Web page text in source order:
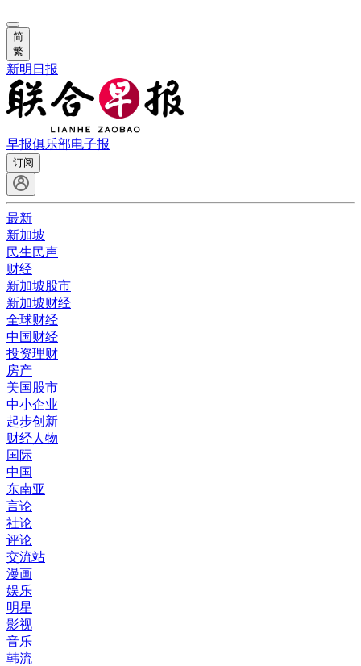
简
繁
新明日报
早报俱乐部电子报
订阅
最新
新加坡
民生民声
财经
新加坡股市
新加坡财经
全球财经
中国财经
投资理财
房产
美国股市
中小企业
起步创新
财经人物
国际
中国
东南亚
言论
社论
评论
交流站
漫画
娱乐
明星
影视
音乐
韩流